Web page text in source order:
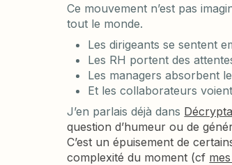
Ce mouvement n’est pas
tout le monde.
Les dirigeants se sentent
Les RH portent des
Les managers absorbent
Et les collaborateurs
J’en parlais déjà dans
question d’humeur ou de
C’est un épuisement de
complexité du moment (cf